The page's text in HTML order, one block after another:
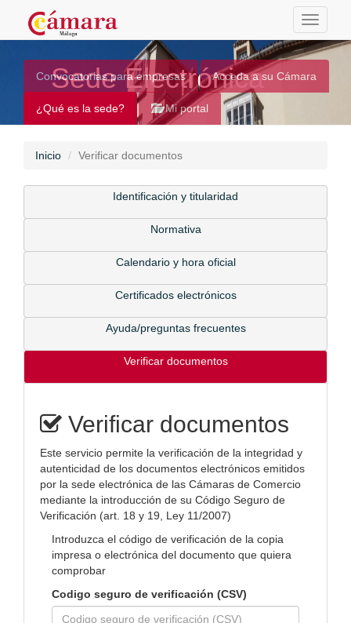
Toggle
Sede Electrónica
Convocatorias para empresas Acceda a su Cámara
¿Qué es la sede? Mi portal
Inicio Verificar documentos
Identificación y titularidad
Normativa
Calendario y hora oficial
Certificados electrónicos
Ayuda/preguntas frecuentes
Verificar documentos
Verificar documentos
Este servicio permite la verificación de la integridad y
autenticidad de los documentos electrónicos emitidos
por la sede electrónica de las Cámaras de Comercio
mediante la introducción de su Código Seguro de
Verificación (art. 18 y 19, Ley 11/2007)
Introduzca el código de verificación de la copia
impresa o electrónica del documento que quiera
comprobar
Codigo seguro de verificación (CSV)